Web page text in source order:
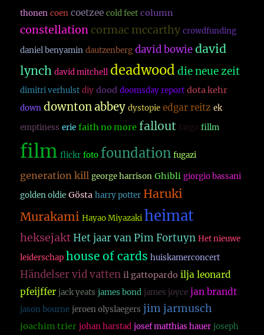
thonen coen coetzee cold feet column
constellationcormac mccarthy crowdfunding
daniel benyamin dautzenberg david bowie david
lynch david mitchell deadwood die neue zeit
dimitri verhulst diy dood doomsday report dota kehr
down downton abbey dystopie edgar reitz ek
emptiness erie faith no more fallout fargo fillm
film flickr foto foundation fugazi
generation kill george harrison Ghibli giorgio bassani
golden oldie Gösta harry potter Haruki
Murakami Hayao Miyazaki heimat
heksejakt Het jaar van Pim Fortuyn Het nieuwe
leiderschap house of cards huiskamerconcert
Händelser vid vatten il gattopardo ilja leonard
pfeijffer jack yeats james bond james joyce jan brandt
jason bourne jeroen olyslaegers jim jarmusch
joachim trier johan harstad josef matthias hauer joseph